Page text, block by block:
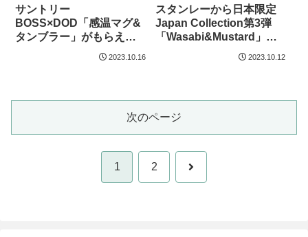
サントリー
BOSS×DOD「感温マグ&
タンブラー」がもらえる
2023.10.16
スタンレーから日本限定
Japan Collection第3弾
「Wasabi&Mustard」登
2023.10.12
次のページ
1 2 次